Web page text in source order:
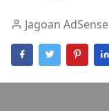
Jagoan AdSense